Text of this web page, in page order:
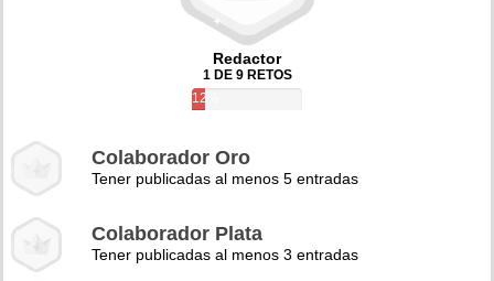
Redactor
1 DE 9 RETOS
12%
Colaborador Oro
Tener publicadas al menos 5 entradas
Colaborador Plata
Tener publicadas al menos 3 entradas